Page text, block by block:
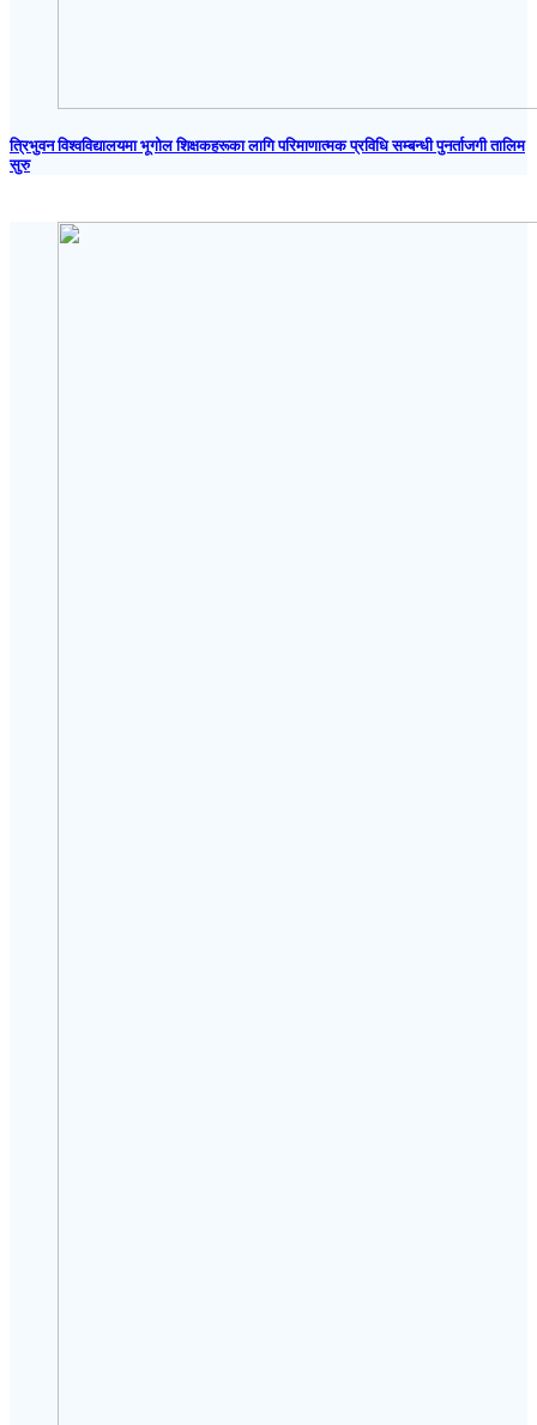
त्रिभुवन विश्वविद्यालयमा भूगोल शिक्षकहरूका लागि परिमाणात्मक प्रविधि सम्बन्धी पुनर्ताजगी तालिम
सुरु